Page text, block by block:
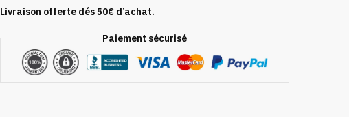
Livraison offerte dés 50€ d’achat.
Paiement sécurisé